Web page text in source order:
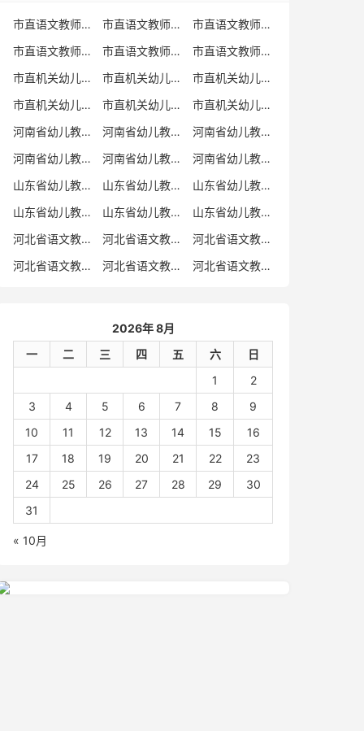
市直语文教师招聘 市直语文教师招聘考试真题
市直语文教师招聘考试真题卷
市直语文教师编制考试真题
市直语文教师编制考试真题卷
市直语文教师考试
市直机关幼儿教师招聘
市直机关幼儿教师考试
市直机关幼儿教师招聘考试真题
市直机关幼儿教师招聘考试真题卷
市直机关幼儿教师编制考试真题卷
市直机关幼儿教师编制考试真题
河南省幼儿教师招聘
河南省幼儿教师考试
河南省幼儿教师招聘考试真题
河南省幼儿教师招聘考试真题卷
河南省幼儿教师编制考试真题
河南省幼儿教师编制考试真题卷
山东省幼儿教师招聘
山东省幼儿教师考试
山东省幼儿教师招聘考试真题
山东省幼儿教师招聘考试真题卷
山东省幼儿教师编制考试真题
山东省幼儿教师编制考试真题卷
河北省语文教师招聘
河北省语文教师招聘考试真题
河北省语文教师招聘考试真题卷
河北省语文教师编制考试真题
河北省语文教师编制考试真题卷 河北省语文教师考试
2026年 8月
一
二 三 四 五 六
日
1
2
3
4 5 6 7 8
9
10
11 12 13 14 15
16
17
18 19 20 21 22
23
24
25 26 27 28 29
30
31
« 10月